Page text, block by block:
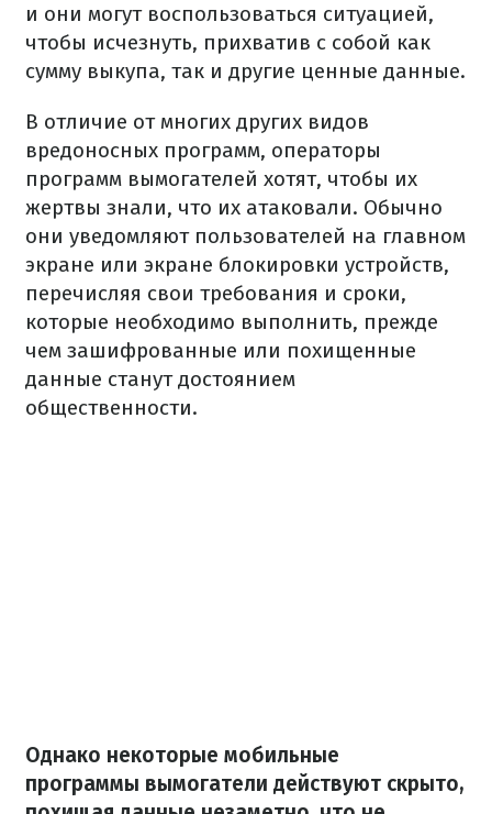
и они могут воспользоваться ситуацией,
чтобы исчезнуть, прихватив с собой как
сумму выкупа, так и другие ценные данные.
В отличие от многих других видов
вредоносных программ, операторы
программ вымогателей хотят, чтобы их
жертвы знали, что их атаковали. Обычно
они уведомляют пользователей на главном
экране или экране блокировки устройств,
перечисляя свои требования и сроки,
которые необходимо выполнить, прежде
чем зашифрованные или похищенные
данные станут достоянием
общественности.
Однако некоторые мобильные
программы вымогатели действуют скрыто,